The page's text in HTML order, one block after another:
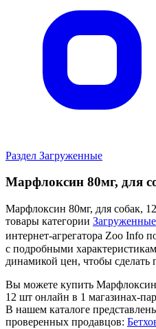
Раздел Загруженные
Марфлоксин 80мг, для
Марфлоксин 80мг, для собак,
товары категории Загруженные
интернет-агрегатора Zoo Info
с подробными
динамикой цен, чтобы
Вы можете купить Марфлоксин
12 шт онлайн в 1 магазинах-
В нашем каталоге
проверенных продавцов: